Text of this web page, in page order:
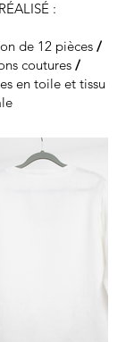
:
de 12 pièces /
coutures /
en toile et tissu